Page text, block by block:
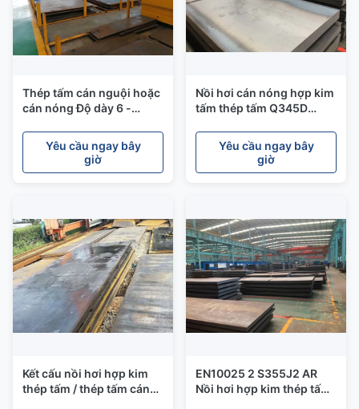
Thép tấm cán nguội hoặc
cán nóng Độ dày 6 -
Yêu cầu ngay bây
giờ
Nồi hơi cán nóng hợp kim
tấm thép tấm Q345D
S355J2
Yêu cầu ngay bây
giờ
Kết cấu nồi hơi hợp kim
thép tấm / thép tấm cán
EN10025 2 S355J2 AR
Nồi hơi hợp kim thép tấm